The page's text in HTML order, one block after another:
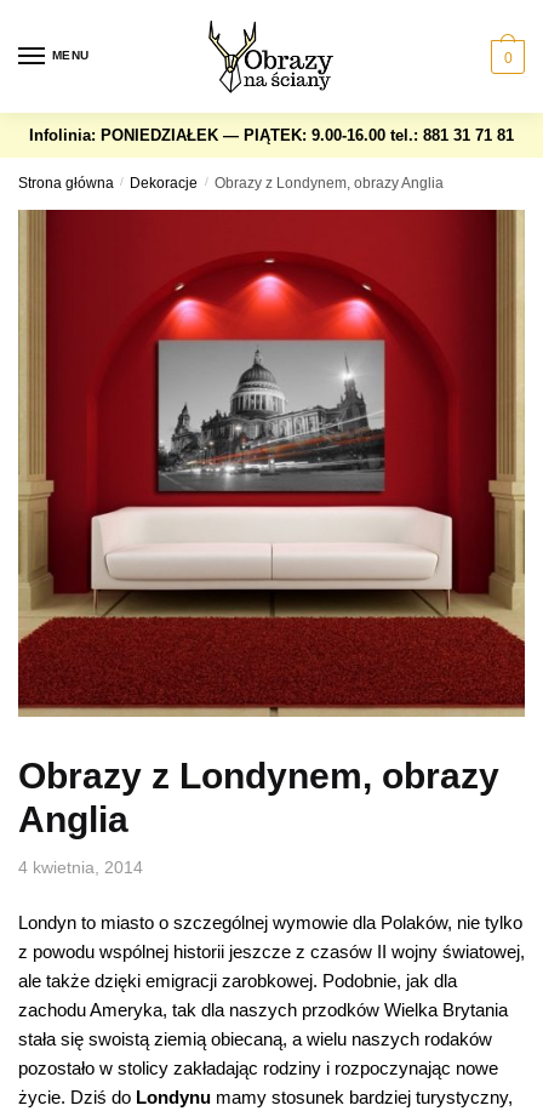
navigation
content
MENU 0
Infolinia: PONIEDZIAŁEK — PIĄTEK: 9.00-16.00 tel.: 881 31 71 81
Strona główna / Dekoracje / Obrazy z Londynem, obrazy Anglia
Obrazy z Londynem, obrazy
Anglia
4 kwietnia, 2014
Londyn to miasto o szczególnej wymowie dla Polaków, nie tylko
z powodu wspólnej historii jeszcze z czasów II wojny światowej,
ale także dzięki emigracji zarobkowej. Podobnie, jak dla
zachodu Ameryka, tak dla naszych przodków Wielka Brytania
stała się swoistą ziemią obiecaną, a wielu naszych rodaków
pozostało w stolicy zakładając rodziny i rozpoczynając nowe
życie. Dziś do Londynu mamy stosunek bardziej turystyczny,